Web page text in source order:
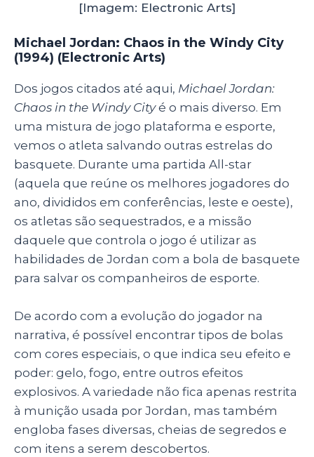
[Imagem: Electronic Arts]
Michael Jordan: Chaos in the Windy City
(1994) (Electronic Arts)
Dos jogos citados até aqui, Michael Jordan:
Chaos in the Windy Cityé o mais diverso. Em
uma mistura de jogo plataforma e esporte,
vemos o atleta salvando outras estrelas do
basquete. Durante uma partida All-star
(aquela que reúne os melhores jogadores do
ano, divididos em conferências, leste e oeste),
os atletas são sequestrados, e a missão
daquele que controla o jogo é utilizar as
habilidades de Jordan com a bola de basquete
para salvar os companheiros de esporte.
De acordo com a evolução do jogador na
narrativa, é possível encontrar tipos de bolas
com cores especiais, o que indica seu efeito e
poder: gelo, fogo, entre outros efeitos
explosivos. A variedade não fica apenas restrita
à munição usada por Jordan, mas também
engloba fases diversas, cheias de segredos e
com itens a serem descobertos.